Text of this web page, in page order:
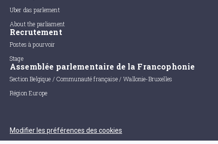
Uber das parlement
About the parliament
Recrutement
Postes à pourvoir
Stage
Assemblée parlementaire de la Francophonie
Section Belgique / Communauté française / Wallonie-Bruxelles
Région Europe
Modifier les préférences des cookies